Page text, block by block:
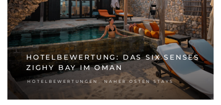
HOTELBEWERTUNG: DAS SIX SENSES
ZIGHY BAY IM OMAN
HOTELBEWERTUNGEN , NAHER OSTEN STAYS